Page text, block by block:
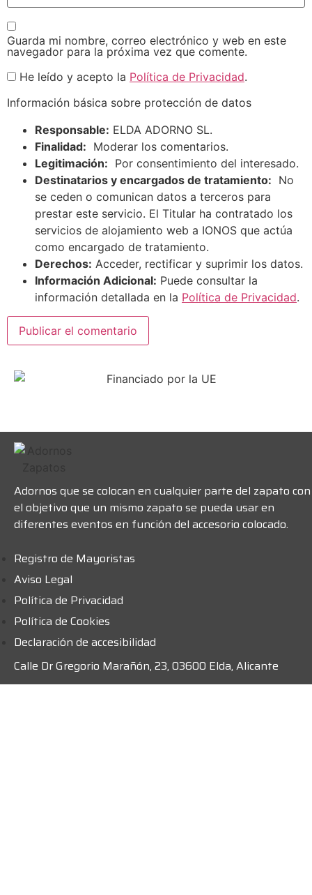
Guarda mi nombre, correo electrónico y web en este
navegador para la próxima vez que comente.
He leído y acepto la Política de Privacidad.
Información básica sobre protección de datos
Responsable: ELDA ADORNO SL.
Finalidad: Moderar los comentarios.
Legitimación: Por consentimiento del interesado.
Destinatarios y encargados de tratamiento: No
se ceden o comunican datos a terceros para
prestar este servicio. El Titular ha contratado los
servicios de alojamiento web a IONOS que actúa
como encargado de tratamiento.
Derechos: Acceder, rectificar y suprimir los datos.
Información Adicional: Puede consultar la
información detallada en la Política de Privacidad.
Adornos que se colocan en cualquier parte del zapato con
el objetivo que un mismo zapato se pueda usar en
diferentes eventos en función del accesorio colocado.
Registro de Mayoristas
Aviso Legal
Política de Privacidad
Política de Cookies
Declaración de accesibilidad
Calle Dr Gregorio Marañón, 23, 03600 Elda, Alicante